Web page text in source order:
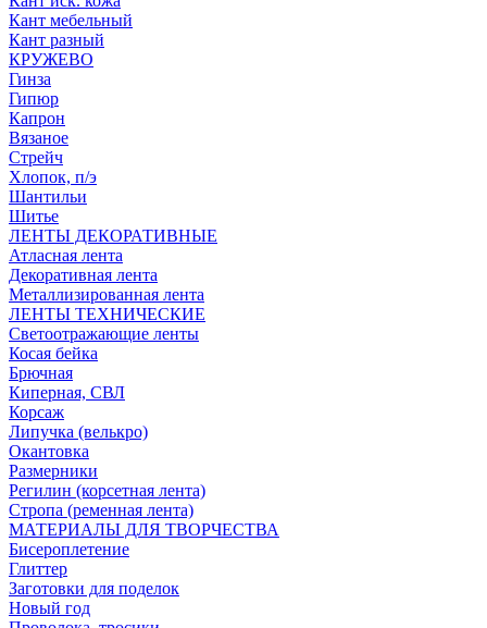
Кант мебельный
Кант разный
КРУЖЕВО
Гинза
Гипюр
Капрон
Вязаное
Стрейч
Хлопок, п/э
Шантильи
Шитье
ЛЕНТЫ ДЕКОРАТИВНЫЕ
Атласная лента
Декоративная лента
Металлизированная лента
ЛЕНТЫ ТЕХНИЧЕСКИЕ
Светоотражающие ленты
Косая бейка
Брючная
Киперная, СВЛ
Корсаж
Липучка (велькро)
Окантовка
Размерники
Регилин (корсетная лента)
Стропа (ременная лента)
МАТЕРИАЛЫ ДЛЯ ТВОРЧЕСТВА
Бисероплетение
Глиттер
Заготовки для поделок
Новый год